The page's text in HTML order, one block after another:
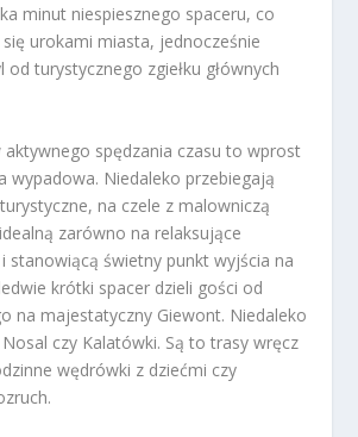
minut niespiesznego spaceru, co
urokami miasta, jednocześnie
od turystycznego zgiełku głównych
spędzania czasu to wprost
wypadowa. Niedaleko przebiegają
na czele z malowniczą
zarówno na relaksujące
stanowiącą świetny punkt wyjścia na
krótki spacer dzieli gości od
na majestatyczny Giewont. Niedaleko
czy Kalatówki. Są to trasy wręcz
wędrówki z dziećmi czy